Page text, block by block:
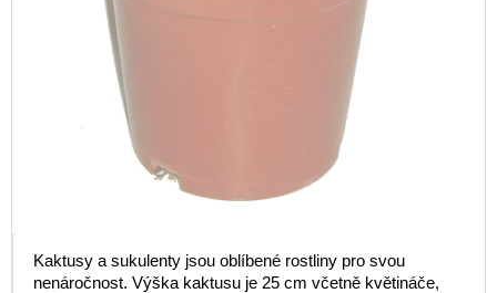
Kaktusy a sukulenty jsou oblíbené rostliny pro svou
nenáročnost. Výška kaktusu je 25 cm včetně květináče,